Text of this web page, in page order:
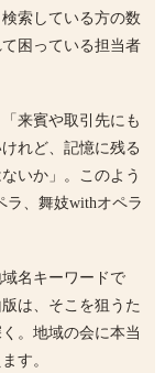
索している方の数
困っている担当者
来賓や取引先にも
れど、記憶に残る
いか」。このよう
ラ、舞妓withオペラ
名キーワードで
は、そこを狙うた
。地域の会に本当
す。